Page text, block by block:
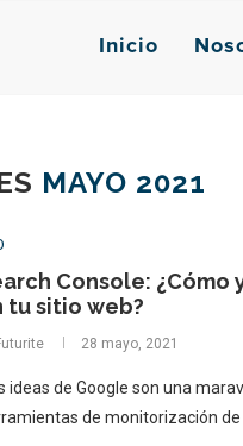
Inicio
MAYO 2021
Console: ¿Cómo
tu sitio web?
28 mayo, 2021
ideas de Google son una
de monitorización de